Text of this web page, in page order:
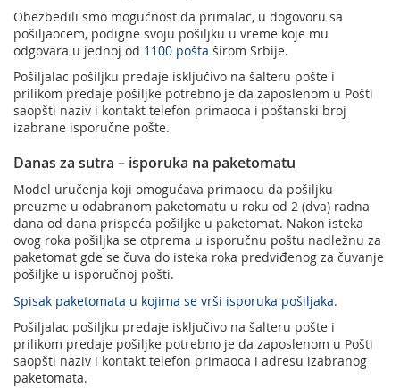
Obezbedili smo mogućnost da primalac, u dogovoru sa
pošiljaocem, podigne svoju pošiljku u vreme koje mu
odgovara u jednoj od 1100 pošta širom Srbije.
Pošiljalac pošiljku predaje isključivo na šalteru pošte i
prilikom predaje pošiljke potrebno je da zaposlenom u Pošti
saopšti naziv i kontakt telefon primaoca i poštanski broj
izabrane isporučne pošte.
Danas za sutra – isporuka na paketomatu
Model uručenja koji omogućava primaocu da pošiljku
preuzme u odabranom paketomatu u roku od 2 (dva) radna
dana od dana prispeća pošiljke u paketomat. Nakon isteka
ovog roka pošiljka se otprema u isporučnu poštu nadležnu za
paketomat gde se čuva do isteka roka predviđenog za čuvanje
pošiljke u isporučnoj pošti.
Spisak paketomata u kojima se vrši isporuka pošiljaka.
Pošiljalac pošiljku predaje isključivo na šalteru pošte i
prilikom predaje pošiljke potrebno je da zaposlenom u Pošti
saopšti naziv i kontakt telefon primaoca i adresu izabranog
paketomata.